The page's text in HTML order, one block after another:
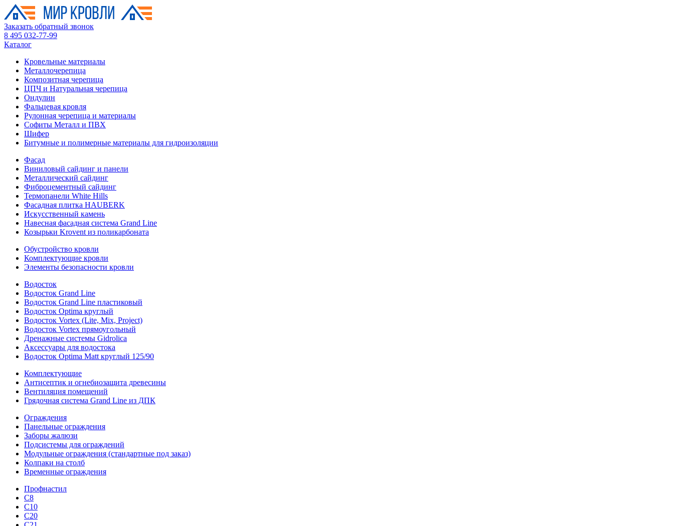
Заказать обратный звонок
8 495 032-77-99
Каталог
Кровельные материалы
Металлочерепица
Композитная черепица
ЦПЧ и Натуральная черепица
Ондулин
Фальцевая кровля
Рулонная черепица и материалы
Софиты Металл и ПВХ
Шифер
Битумные и полимерные материалы для гидроизоляции
Фасад
Виниловый сайдинг и панели
Металлический сайдинг
Фиброцементный сайдинг
Термопанели White Hills
Фасадная плитка HAUBERK
Искусственный камень
Навесная фасадная система Grand Line
Козырьки Krovent из поликарбоната
Обустройство кровли
Комплектующие кровли
Элементы безопасности кровли
Водосток
Водосток Grand Line
Водосток Grand Line пластиковый
Водосток Optima круглый
Водосток Vortex (Lite, Mix, Project)
Водосток Vortex прямоугольный
Дренажные системы Gidrolica
Аксессуары для водостока
Водосток Optima Matt круглый 125/90
Комплектующие
Антисептик и огнебиозащита древесины
Вентиляция помещений
Грядочная система Grand Line из ДПК
Ограждения
Панельные ограждения
Заборы жалюзи
Подсистемы для ограждений
Модульные ограждения (стандартные под заказ)
Колпаки на столб
Временные ограждения
Профнастил
С8
С10
С20